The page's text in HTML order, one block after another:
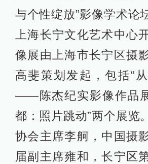
与个性绽放”影像学术论
上海长宁文化艺术中心
像展由上海市长宁区摄
高斐策划发起，包括“
——陈杰纪实影像作品
都：照片跳动”两个展览
协会主席李舸，中国摄
届副主席雍和，长宁区